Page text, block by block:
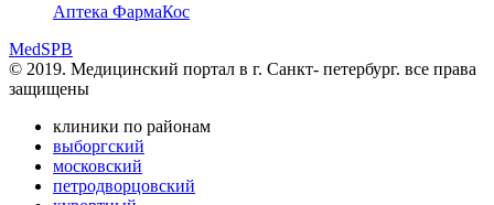
Аптека ФармаКос
MedSPB
© 2019. Медицинский портал в г. Санкт- петербург. все права
защищены
клиники по районам
выборгский
московский
петродворцовский